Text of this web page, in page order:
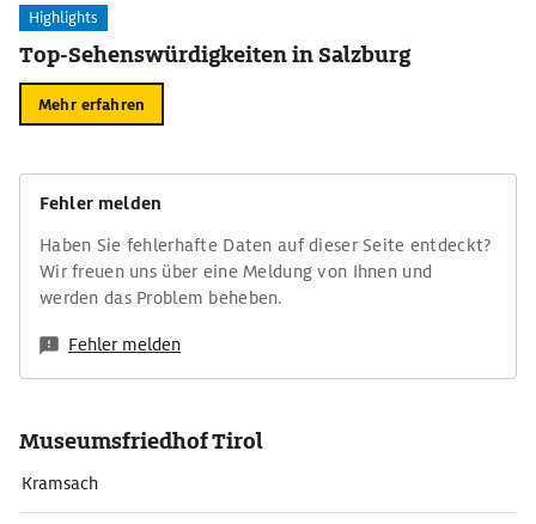
Highlights
Top-Sehenswürdigkeiten in Salzburg
Mehr erfahren
Fehler melden
Haben Sie fehlerhafte Daten auf dieser Seite entdeckt?
Wir freuen uns über eine Meldung von Ihnen und
werden das Problem beheben.
Fehler melden
Museumsfriedhof Tirol
Kramsach